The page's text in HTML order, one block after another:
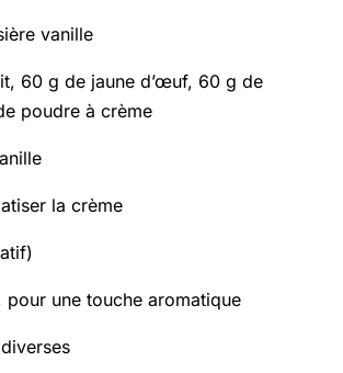
vanille
60 g de jaune d’œuf, 60 g de
poudre à crème
la crème
pour une touche aromatique